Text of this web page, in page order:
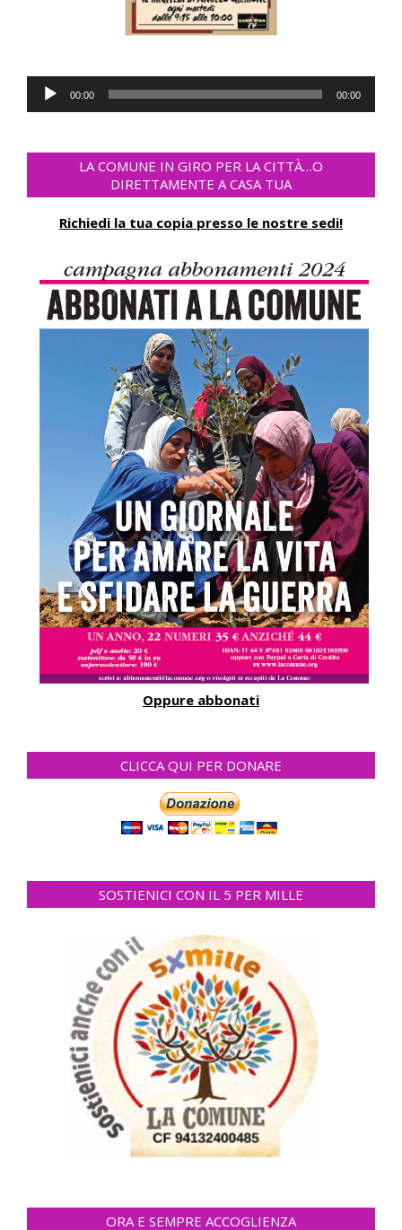
Audio
Player
00:00 00:00
LA COMUNE IN GIRO PER LA CITTÀ…O
DIRETTAMENTE A CASA TUA
Richiedi la tua copia presso le nostre sedi!
Oppure abbonati
CLICCA QUI PER DONARE
SOSTIENICI CON IL 5 PER MILLE
ORA E SEMPRE ACCOGLIENZA